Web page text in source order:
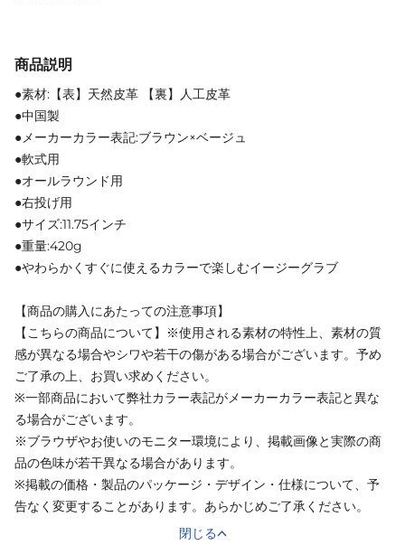
商品説明
●素材:【表】天然皮革 【裏】人工皮革
●中国製
●メーカーカラー表記:ブラウン×ベージュ
●軟式用
●オールラウンド用
●右投げ用
●サイズ:11.75インチ
●重量:420g
●やわらかくすぐに使えるカラーで楽しむイージーグラブ
【商品の購入にあたっての注意事項】
【こちらの商品について】※使用される素材の特性上、素材の質
感が異なる場合やシワや若干の傷がある場合がございます。予め
ご了承の上、お買い求めください。
※一部商品において弊社カラー表記がメーカーカラー表記と異な
る場合がございます。
※ブラウザやお使いのモニター環境により、掲載画像と実際の商
品の色味が若干異なる場合があります。
※掲載の価格・製品のパッケージ・デザイン・仕様について、予
告なく変更することがあります。あらかじめご了承ください。
閉じる